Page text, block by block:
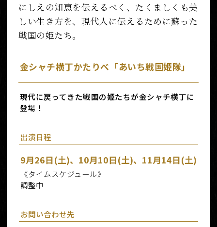
にしえの知恵を伝えるべく、たくましくも美
しい生き方を、現代人に伝えるために蘇った
戦国の姫たち。
金シャチ横丁かたりべ「あいち戦国姫隊」
現代に戻ってきた戦国の姫たちが金シャチ横丁に
登場！
出演日程
9月26日(土)、10月10日(土)、11月14日(土)
《タイムスケジュール》
調整中
お問い合わせ先